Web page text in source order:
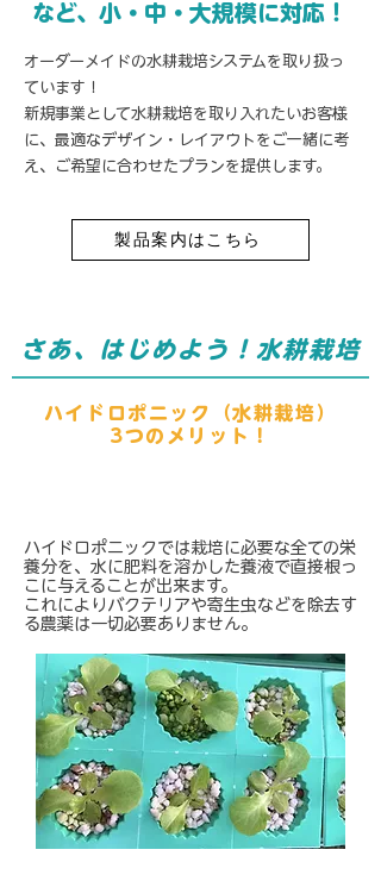
など、小・中・大規模に対応！
オーダーメイドの水耕栽培システムを取り扱っ
ています！
新規事業として水耕栽培を取り入れたいお客様
に、最適なデザイン・レイアウトをご一緒に考
え、ご希望に合わせたプランを提供します。
製品案内はこちら
さあ、はじめよう！水耕栽培
​ハイドロポニック（水耕栽培）
3つのメリット！
ハイドロポニックでは栽培に必要な全ての栄
養分を、水に肥料を溶かした養液で直接根っ
こに与えることが出来ます。
これによりバクテリアや寄生虫などを除去す
る農薬は一切必要ありません。